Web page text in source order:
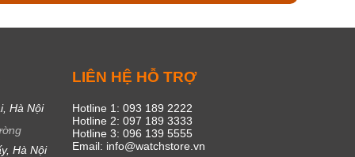
Hà Nội
Hà Nội
LIÊN HỆ HỖ TRỢ
Hotline 1: 093 189 2222
Hotline 2: 097 189 3333
Hotline 3: 096 139 5555
Email: info@watchstore.vn